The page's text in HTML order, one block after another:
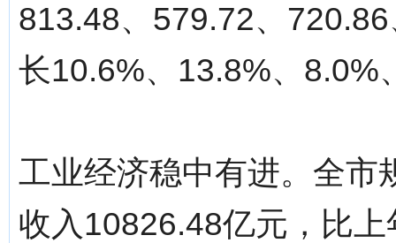
813.48、579.72、
长10.6%、13.8%、8.0%
工业经济稳中有进。全市
收入10826.48亿元，比